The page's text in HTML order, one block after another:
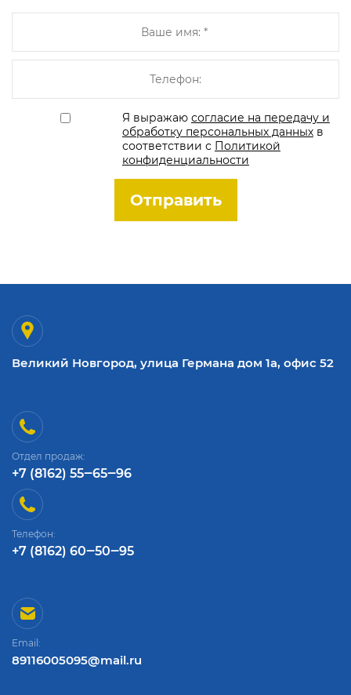
Я выражаю согласие на передачу и
обработку персональных данныхв
соответствии с Политикой
конфиденциальности
Отправить
Великий Новгород, улица Германа дом 1а, офис 52
Телефон:
+7 (8162) 60‒50‒95
Отдел продаж:
+7 (8162) 55‒65‒96
Email:
89116005095@mail.ru